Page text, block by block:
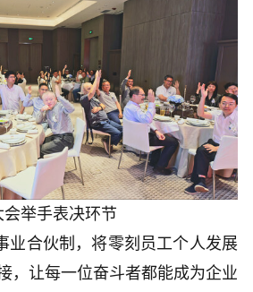
会举手表决环节
业合伙制，将零刻员工个人发展
，让每一位奋斗者都能成为企业